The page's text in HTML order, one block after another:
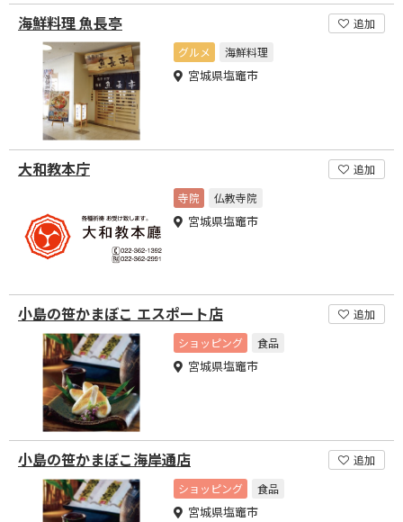
海鮮料理 魚長亭
追加
グルメ
海鮮料理
宮城県塩竈市
大和教本庁
追加
寺院
仏教寺院
宮城県塩竈市
小島の笹かまぼこ エスポート店
追加
ショッピング
食品
宮城県塩竈市
小島の笹かまぼこ海岸通店
追加
ショッピング
食品
宮城県塩竈市